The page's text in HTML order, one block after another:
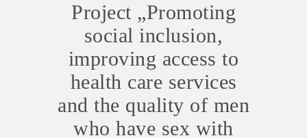
Project „Promoting
social inclusion,
improving access to
health care services
and the quality of men
who have sex with
Būtiskie/funkcionālie
Funkcionālie sīkfaili ir
nepieciešami